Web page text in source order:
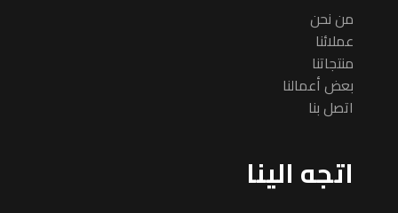
من نحن
عملائنا
منتجاتنا
بعض أعمالنا
اتصل بنا
اتجه الينا